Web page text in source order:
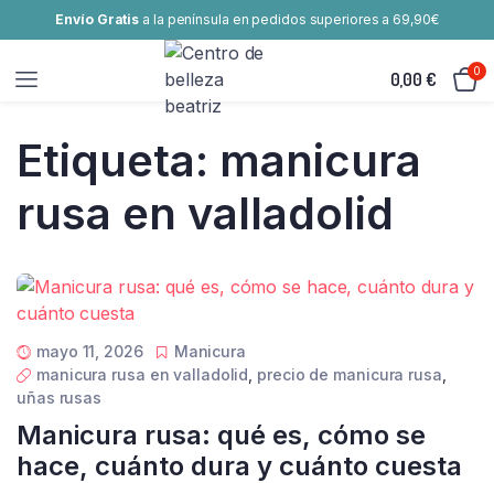
Envío Gratis a la península en pedidos superiores a 69,90€
0,00€ 0
Etiqueta: manicura
rusa en valladolid
mayo 11, 2026
Manicura
manicura rusa en valladolid precio de manicura rusa
uñas rusas
Manicura rusa: qué es, cómo se
hace, cuánto dura y cuánto cuesta